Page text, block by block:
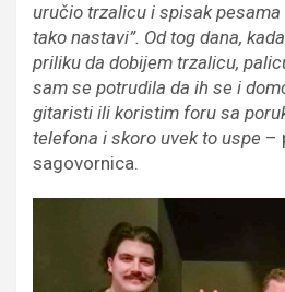
uručio trzalicu i spisak pesama
tako nastavi”. Od tog dana,
priliku da dobijem trzalicu,
sam se potrudila da ih se i
gitaristi ili koristim foru sa
telefona i skoro uvek to uspe –
sagovornica.